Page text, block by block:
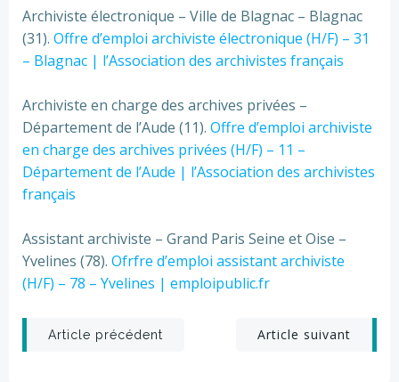
Archiviste électronique – Ville de Blagnac – Blagnac
(31). Offre d’emploi archiviste électronique (H/F) – 31
– Blagnac | l’Association des archivistes français
Archiviste en charge des archives privées –
Département de l’Aude (11). Offre d’emploi archiviste
en charge des archives privées (H/F) – 11 –
Département de l’Aude | l’Association des archivistes
français
Assistant archiviste – Grand Paris Seine et Oise –
Yvelines (78). Ofrfre d’emploi assistant archiviste
(H/F) – 78 – Yvelines | emploipublic.fr
Post
Article précédent
PostArticle suivant